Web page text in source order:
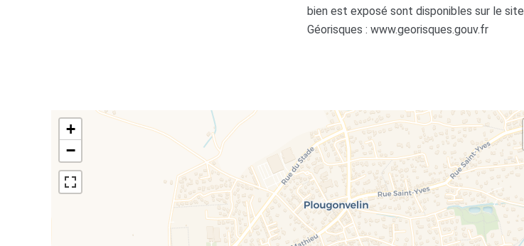
bien est exposé sont disponibles sur le site
Géorisques : www.georisques.gouv.fr
+
−